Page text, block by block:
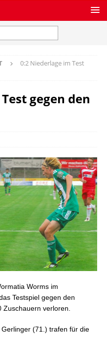
0:2 Niederlage im Test
gegen den
Worms im
Testspiel gegen den
Zuschauern verloren.
(71.) trafen für die